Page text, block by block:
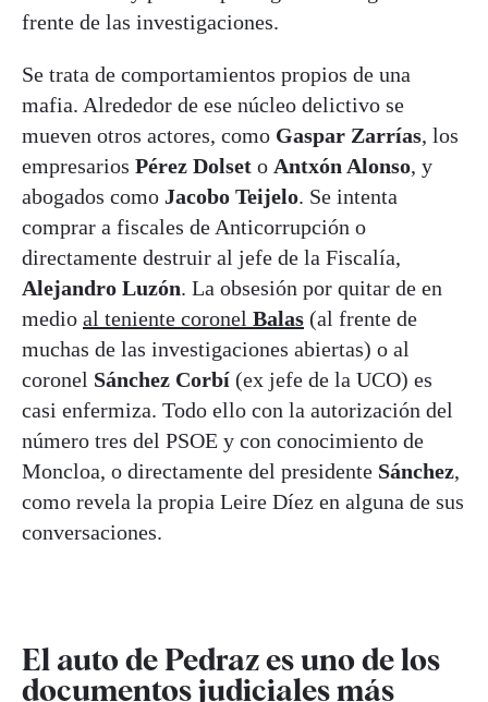
frente de las investigaciones.
Se trata de comportamientos propios de una
mafia. Alrededor de ese núcleo delictivo se
mueven otros actores, como Gaspar Zarrías, los
empresarios Pérez Dolset o Antxón Alonso, y
abogados como Jacobo Teijelo. Se intenta
comprar a fiscales de Anticorrupción o
directamente destruir al jefe de la Fiscalía,
Alejandro Luzón. La obsesión por quitar de en
medio al teniente coronel Balas (al frente de
muchas de las investigaciones abiertas) o al
coronel Sánchez Corbí (ex jefe de la UCO) es
casi enfermiza. Todo ello con la autorización del
número tres del PSOE y con conocimiento de
Moncloa, o directamente del presidente Sánchez,
como revela la propia Leire Díez en alguna de sus
conversaciones.
El auto de Pedraz es uno de los
documentos judiciales más